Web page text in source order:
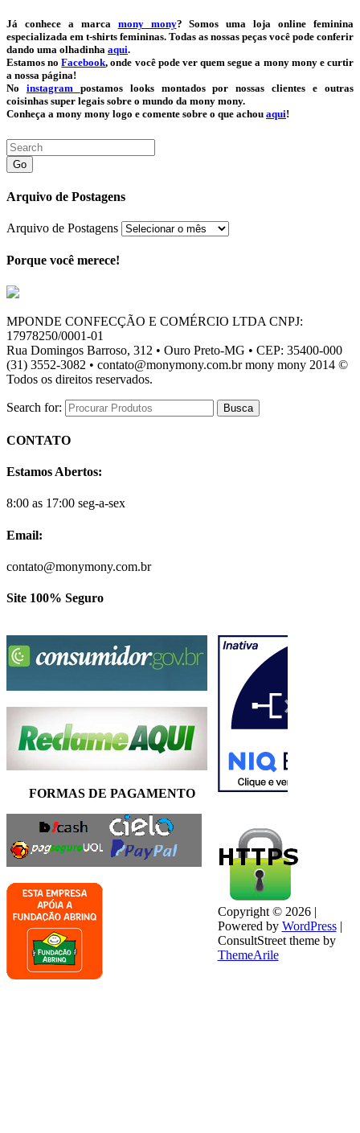
Já conhece a marca mony mony? Somos uma loja online feminina
especializada em t-shirts femininas. Todas as nossas peças você pode conferir
dando uma olhadinha aqui.
Estamos noFacebook, onde você pode ver quem segue a mony mony e curtir
a nossa página!
No instagram postamos looks montados por nossas clientes e outras
coisinhas super legais sobre o mundo da mony mony.
Conheça a mony mony logo e comente sobre o que achou aqui!
Go
Arquivo de Postagens
Arquivo de Postagens
Porque você merece!
MPONDE CONFECÇÃO E COMÉRCIO LTDA CNPJ:
17978250/0001-01
Rua Domingos Barroso, 312 • Ouro Preto-MG • CEP: 35400-000
(31) 3552-3082 • contato@monymony.com.br mony mony 2014 ©
Todos os direitos reservados.
Search for:
CONTATO
Estamos Abertos:
8:00 as 17:00 seg-a-sex
Email:
contato@monymony.com.br
Site 100% Seguro
FORMAS DE PAGAMENTO
Copyright © 2026 |
Powered by WordPress |
ConsultStreet theme by
ThemeArile